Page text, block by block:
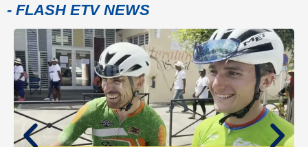
- FLASH ETV NEWS